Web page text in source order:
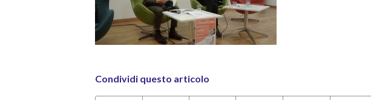
Condividi questo articolo